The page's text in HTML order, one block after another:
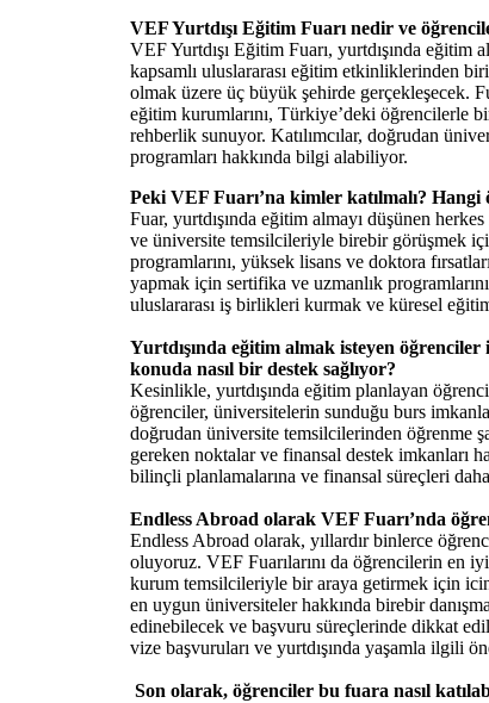
VEF Yurtdışı Eğitim Fuarı nedir ve
VEF Yurtdışı Eğitim Fuarı, yurtdışında
kapsamlı uluslararası eğitim etkinliklerinden
olmak üzere üç büyük şehirde gerçekleşecek.
eğitim kurumlarını, Türkiye’deki öğrencilerle
rehberlik sunuyor. Katılımcılar, doğrudan
programları hakkında bilgi alabiliyor.
Peki VEF Fuarı’na kimler katılmalı?
Fuar, yurtdışında eğitim almayı düşünen
ve üniversite temsilcileriyle birebir görüşmek
programlarını, yüksek lisans ve doktora
yapmak için sertifika ve uzmanlık
uluslararası iş birlikleri kurmak ve küresel
Yurtdışında eğitim almak isteyen
konuda nasıl bir destek sağlıyor?
Kesinlikle, yurtdışında eğitim planlayan
öğrenciler, üniversitelerin sunduğu burs
doğrudan üniversite temsilcilerinden öğrenme
gereken noktalar ve finansal destek imkanları
bilinçli planlamalarına ve finansal süreçleri
Endless Abroad olarak VEF Fuarı’nda
Endless Abroad olarak, yıllardır binlerce
oluyoruz. VEF Fuarılarını da öğrencilerin en
kurum temsilcileriyle bir araya getirmek için
en uygun üniversiteler hakkında birebir
edinebilecek ve başvuru süreçlerinde dikkat
vize başvuruları ve yurtdışında yaşamla ilgili
Son olarak, öğrenciler bu fuara nasıl